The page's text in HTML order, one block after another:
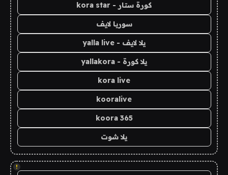
كورة ستار - kora star
سوريا لايف
يلا لايف - yalla live
يلا كورة - yallakora
kora live
kooralive
koora 365
يلا شوت
!